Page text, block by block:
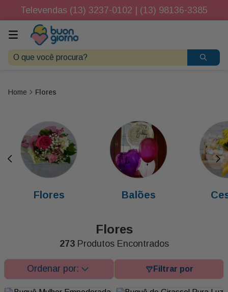
Televendas (13) 3237-0102 | (13) 98136-3385
O que você procura?
Flores
Flores Balões
Flores
273 Produtos Encontrados